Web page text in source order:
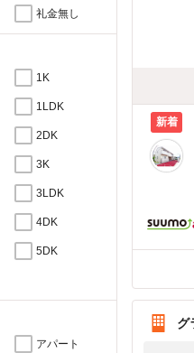
礼金無し
1K
1LDK
2DK
3K
3LDK
4DK
5DK
アパート
新着
グ